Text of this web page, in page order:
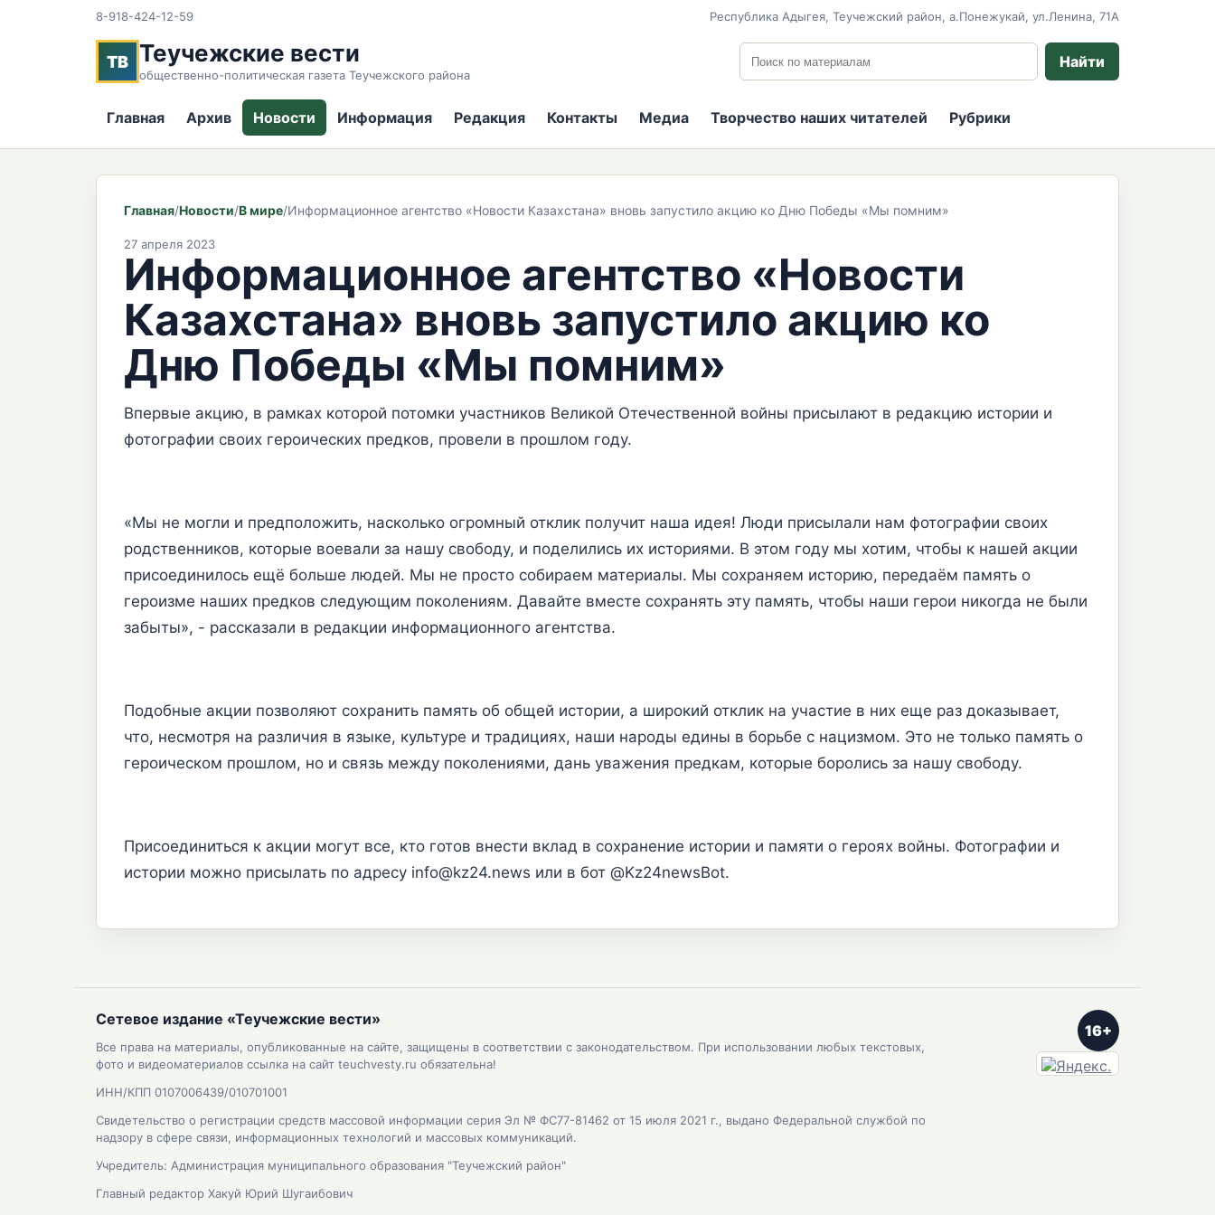
8-918-424-12-59 Республика Адыгея, Теучежский район, а.Понежукай, ул.Ленина, 71А
ТВ Теучежские вести
общественно-политическая газета Теучежского района
Поиск по сайту
Найти
Главная Архив Новости Информация Редакция Контакты Медиа Творчество наших читателей Рубрики
Главная/Новости/В мире/Информационное агентство «Новости Казахстана» вновь запустило акцию ко Дню Победы «Мы помним»
27 апреля 2023
Информационное агентство «Новости
Казахстана» вновь запустило акцию ко
Дню Победы «Мы помним»
Впервые акцию, в рамках которой потомки участников Великой Отечественной войны присылают в редакцию истории и
фотографии своих героических предков, провели в прошлом году.
«Мы не могли и предположить, насколько огромный отклик получит наша идея! Люди присылали нам фотографии своих
родственников, которые воевали за нашу свободу, и поделились их историями. В этом году мы хотим, чтобы к нашей акции
присоединилось ещё больше людей. Мы не просто собираем материалы. Мы сохраняем историю, передаём память о
героизме наших предков следующим поколениям. Давайте вместе сохранять эту память, чтобы наши герои никогда не были
забыты», - рассказали в редакции информационного агентства.
Подобные акции позволяют сохранить память об общей истории, а широкий отклик на участие в них еще раз доказывает,
что, несмотря на различия в языке, культуре и традициях, наши народы едины в борьбе с нацизмом. Это не только память о
героическом прошлом, но и связь между поколениями, дань уважения предкам, которые боролись за нашу свободу.
Присоединиться к акции могут все, кто готов внести вклад в сохранение истории и памяти о героях войны. Фотографии и
истории можно присылать по адресу info@kz24.news или в бот @Kz24newsBot.
Сетевое издание «Теучежские вести»
Все права на материалы, опубликованные на сайте, защищены в соответствии с законодательством. При использовании любых текстовых,
фото и видеоматериалов ссылка на сайт teuchvesty.ru обязательна!
ИНН/КПП 0107006439/010701001
Свидетельство о регистрации средств массовой информации серия Эл № ФС77-81462 от 15 июля 2021 г., выдано Федеральной службой по
надзору в сфере связи, информационных технологий и массовых коммуникаций.
Учредитель: Администрация муниципального образования "Теучежский район"
Главный редактор Хакуй Юрий Шугаибович
16+